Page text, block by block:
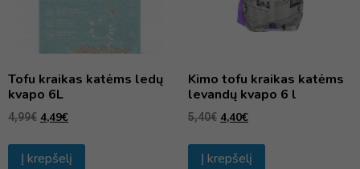
Tofu kraikas katėms ledų
kvapo 6L
4,99€ 4,49€
Į krepšelį
Kimo tofu kraikas katėms
levandų kvapo 6 l
5,40€ 4,40€
Į krepšelį